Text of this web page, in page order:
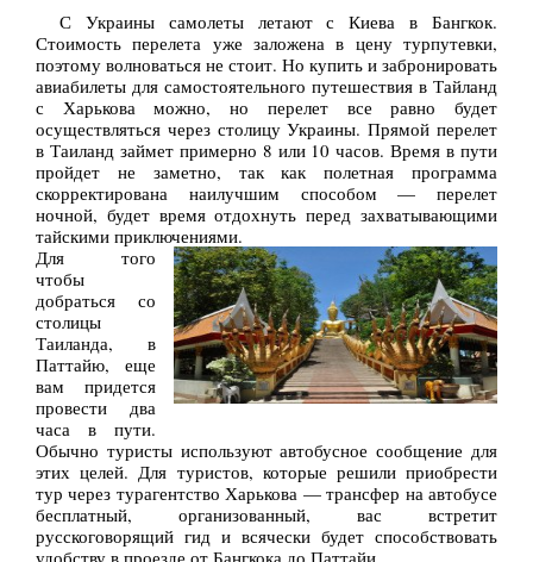
С Украины самолеты летают с Киева в Бангкок.
Стоимость перелета уже заложена в цену турпутевки,
поэтому волноваться не стоит. Но купить и забронировать
авиабилеты для самостоятельного путешествия в Тайланд
с Харькова можно, но перелет все равно будет
осуществляться через столицу Украины. Прямой перелет
в Таиланд займет примерно 8 или 10 часов. Время в пути
пройдет не заметно, так как полетная программа
скорректирована наилучшим способом — перелет
ночной, будет время отдохнуть перед захватывающими
тайскими приключениями.
Для того
чтобы
добраться со
столицы
Таиланда, в
Паттайю, еще
вам придется
провести два
часа в пути.
Обычно туристы используют автобусное сообщение для
этих целей. Для туристов, которые решили приобрести
тур через турагентство Харькова — трансфер на автобусе
бесплатный, организованный, вас встретит
русскоговорящий гид и всячески будет способствовать
удобству в проезде от Бангкока до Паттайи.